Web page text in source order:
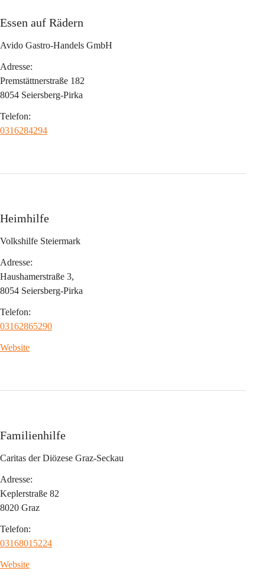
Essen auf Rädern
Avido Gastro-Handels GmbH
Adresse:
Premstättnerstraße 182
8054 Seiersberg-Pirka
Telefon:
0316284294
Heimhilfe
Volkshilfe Steiermark
Adresse:
Haushamerstraße 3,
8054 Seiersberg-Pirka
Telefon:
03162865290
Website
Familienhilfe
Caritas der Diözese Graz-Seckau
Adresse:
Keplerstraße 82
8020 Graz
Telefon:
03168015224
Website